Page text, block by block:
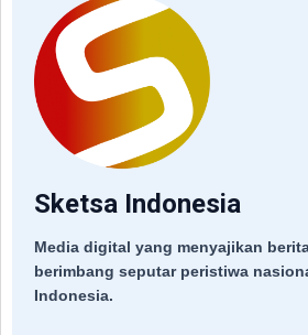
Sketsa Indonesia
Media digital yang menyajikan
berimbang seputar peristiwa
Indonesia.